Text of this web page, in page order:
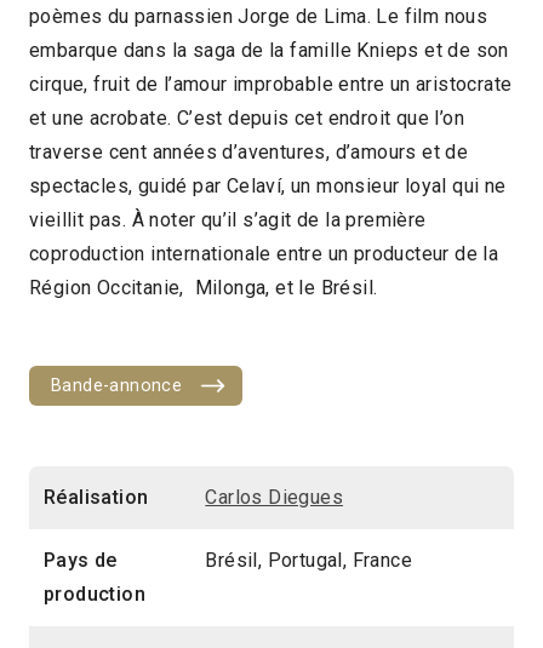
poèmes du parnassien Jorge de Lima. Le film nous
embarque dans la saga de la famille Knieps et de son
cirque, fruit de l’amour improbable entre un aristocrate
et une acrobate. C’est depuis cet endroit que l’on
traverse cent années d’aventures, d’amours et de
spectacles, guidé par Celaví, un monsieur loyal qui ne
vieillit pas. À noter qu’il s’agit de la première
coproduction internationale entre un producteur de la
Région Occitanie, Milonga, et le Brésil.
Bande-annonce
Réalisation Carlos Diegues
Pays de
production
Brésil, Portugal, France